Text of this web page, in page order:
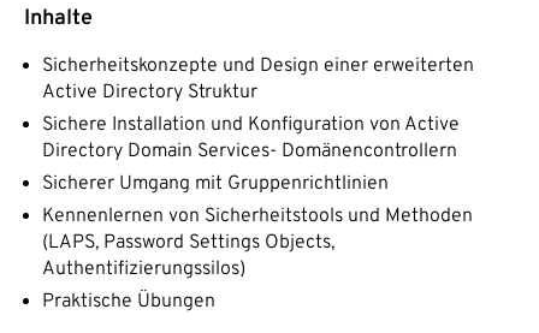
Inhalte
Sicherheitskonzepte und Design einer erweiterten
Active Directory Struktur
Sichere Installation und Konfiguration von Active
Directory Domain Services- Domänencontrollern
Sicherer Umgang mit Gruppenrichtlinien
Kennenlernen von Sicherheitstools und Methoden
(LAPS, Password Settings Objects,
Authentifizierungssilos)
Praktische Übungen